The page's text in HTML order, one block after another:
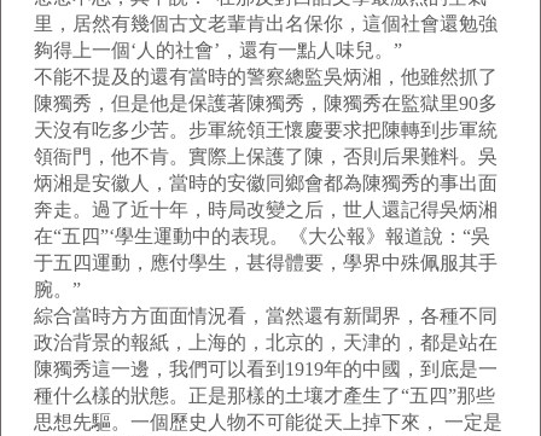
里，居然有幾個古文老輩肯出名保你，這個社會還勉強
夠得上一個‘人的社會’，還有一點人味兒。”
不能不提及的還有當時的警察總監吳炳湘，他雖然抓了
陳獨秀，但是他是保護著陳獨秀，陳獨秀在監獄里90多
天沒有吃多少苦。步軍統領王懷慶要求把陳轉到步軍統
領衙門，他不肯。實際上保護了陳，否則后果難料。吳
炳湘是安徽人，當時的安徽同鄉會都為陳獨秀的事出面
奔走。過了近十年，時局改變之后，世人還記得吳炳湘
在“五四”‘學生運動中的表現。《大公報》報道說：“吳
于五四運動，應付學生，甚得體要，學界中殊佩服其手
腕。”
綜合當時方方面面情況看，當然還有新聞界，各種不同
政治背景的報紙，上海的，北京的，天津的，都是站在
陳獨秀這一邊，我們可以看到1919年的中國，到底是一
種什么樣的狀態。正是那樣的土壤才產生了“五四”那些
思想先驅。一個歷史人物不可能從天上掉下來， 一定是